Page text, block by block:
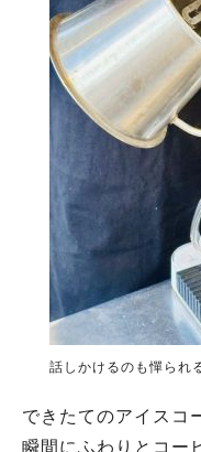
話しかけるのも憚られ
できたてのアイスコ
瞬間にふわりとコー